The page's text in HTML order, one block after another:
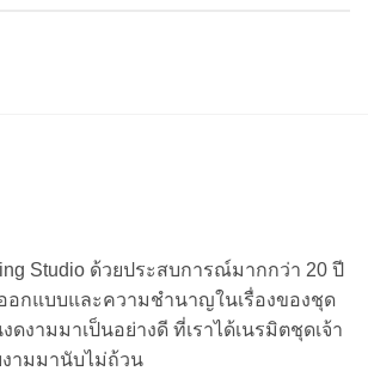
Studio ด้วยประสบการณ์มากกว่า 20 ปี
อกแบบและความชำนาญในเรื่องของชุด
ดงามมาเป็นอย่างดี ที่เราได้เนรมิตชุดเจ้า
ามมานับไม่ถ้วน